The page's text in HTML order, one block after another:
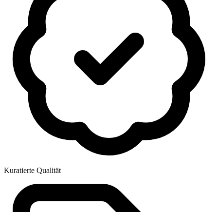
Kuratierte Qualität